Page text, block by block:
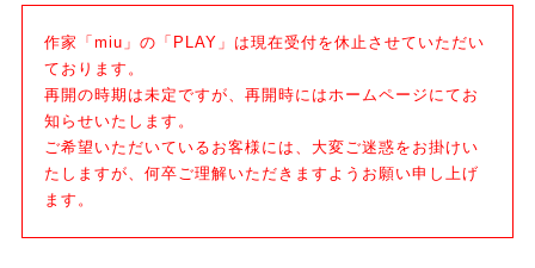
作家「miu」の「PLAY」は現在受付を休止させていただい
ております。
再開の時期は未定ですが、再開時にはホームページにてお
知らせいたします。
ご希望いただいているお客様には、大変ご迷惑をお掛けい
たしますが、何卒ご理解いただきますようお願い申し上げ
ます。